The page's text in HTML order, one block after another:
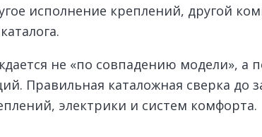
исполнение креплений, другой
не «по совпадению модели», а
Правильная каталожная сверка до
электрики и систем комфорта.